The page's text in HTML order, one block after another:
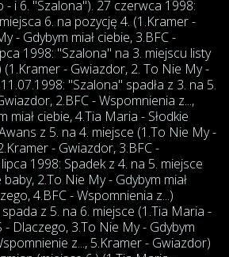
- i 6. "Szalona"). 27 czerwca 1998:
6. na pozycję 4. (1.Kramer -
- Gdybym miał ciebie, 3.BFC -
1998: "Szalona" na 3. miejscu listy
- Gwiazdor, 2. To Nie My -
"Szalona" spadła z 3. na 5.
2.BFC - Wspomnienia z...,
miał ciebie, 4.Tia Maria - Słodkie
z 5. na 4. miejsce (1.To Nie My -
- Gwiazdor, 3.BFC -
1998: Spadek z 4. na 5. miejsce
baby, 2.To Nie My - Gdybym miał
4.BFC - Wspomnienia z...)
z 5. na 6. miejsce (1.Tia Maria -
- Dlaczego, 3.To Nie My - Gdybym
z..., 5.Kramer - Gwiazdor)